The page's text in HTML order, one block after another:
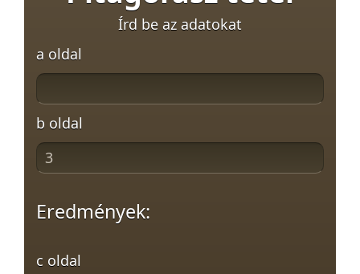
Írd be az adatokat
a oldal
b oldal
Eredmények:
c oldal